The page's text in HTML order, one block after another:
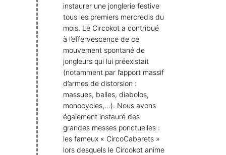
instaurer une jonglerie festive
tous les premiers mercredis du
mois. Le Circokot a contribué
à l’effervescence de ce
mouvement spontané de
jongleurs qui lui préexistait
(notamment par l’apport massif
d’armes de distorsion :
massues, balles, diabolos,
monocycles,…). Nous avons
également instauré des
grandes messes ponctuelles :
les fameux « CircoCabarets »
lors desquels le Circokot anime